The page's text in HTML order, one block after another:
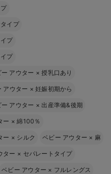
イプ
プ
プ
アウター ×授乳口あり
アウター ×妊娠初期から
アウター × 出産準備&後期
ー ×綿100％
ー × シルク ベビー アウター × 麻
ター × セパレートタイプ
ベビー アウター × フルレングス